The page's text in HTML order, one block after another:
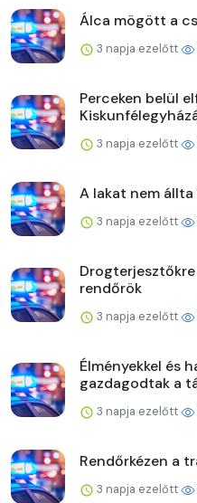
Álca mögött a
3 napja ezelőtt
Perceken belül
3 napja ezelőtt
A lakat nem
3 napja ezelőtt
rendőrök
3 napja ezelőtt
Élményekkel és
gazdagodtak a
3 napja ezelőtt
Rendőrkézen a
3 napja ezelőtt